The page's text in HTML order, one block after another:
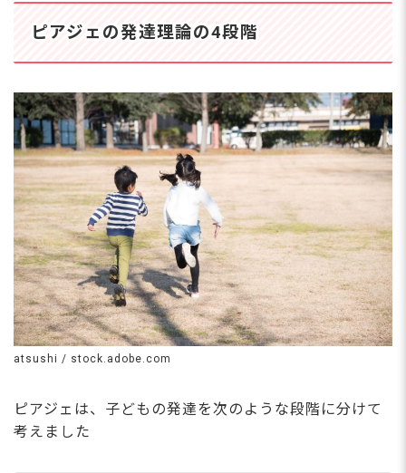
ピアジェの発達理論の4段階
atsushi / stock.adobe.com
ピアジェは、子どもの発達を次のような段階に分けて
考えました